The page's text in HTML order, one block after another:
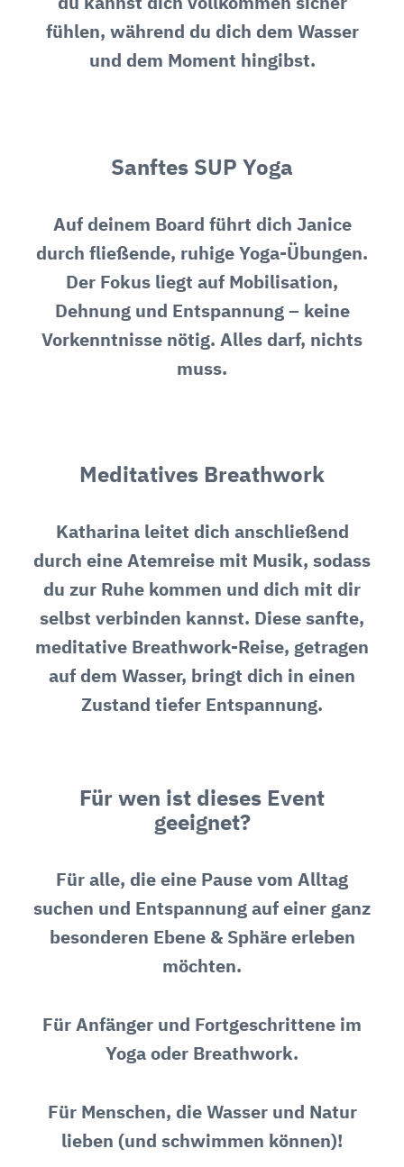
fühlen, während du dich dem Wasser
und dem Moment hingibst.
Sanftes SUP Yoga
Auf deinem Board führt dich Janice
durch fließende, ruhige Yoga-Übungen.
Der Fokus liegt auf Mobilisation,
Dehnung und Entspannung – keine
Vorkenntnisse nötig. Alles darf, nichts
muss.
Meditatives Breathwork
Katharina leitet dich anschließend
durch eine Atemreise mit Musik, sodass
du zur Ruhe kommen und dich mit dir
selbst verbinden kannst. Diese sanfte,
meditative Breathwork-Reise, getragen
auf dem Wasser, bringt dich in einen
Zustand tiefer Entspannung.
Für wen ist dieses Event
geeignet?
Für alle, die eine Pause vom Alltag
suchen und Entspannung auf einer ganz
besonderen Ebene & Sphäre erleben
möchten.
Für Anfänger und Fortgeschrittene im
Yoga oder Breathwork.
Für Menschen, die Wasser und Natur
lieben (und schwimmen können)!